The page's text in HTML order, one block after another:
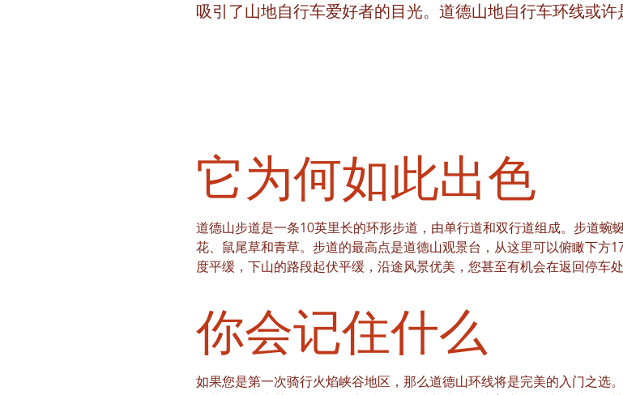
吸引了山地自行车爱好者的目光。道德山地自行车环线或许
它为何如此出色
道德山步道是一条10英里长的环形步道，由单行道和双行道组成。步道蜿
花、鼠尾草和青草。步道的最高点是道德山观景台，从这里可以俯瞰下方
度平缓，下山的路段起伏平缓，沿途风景优美，您甚至有机会在返回停车
你会记住什么
如果您是第一次骑行火焰峡谷地区，那么道德山环线将是完美的入门之选